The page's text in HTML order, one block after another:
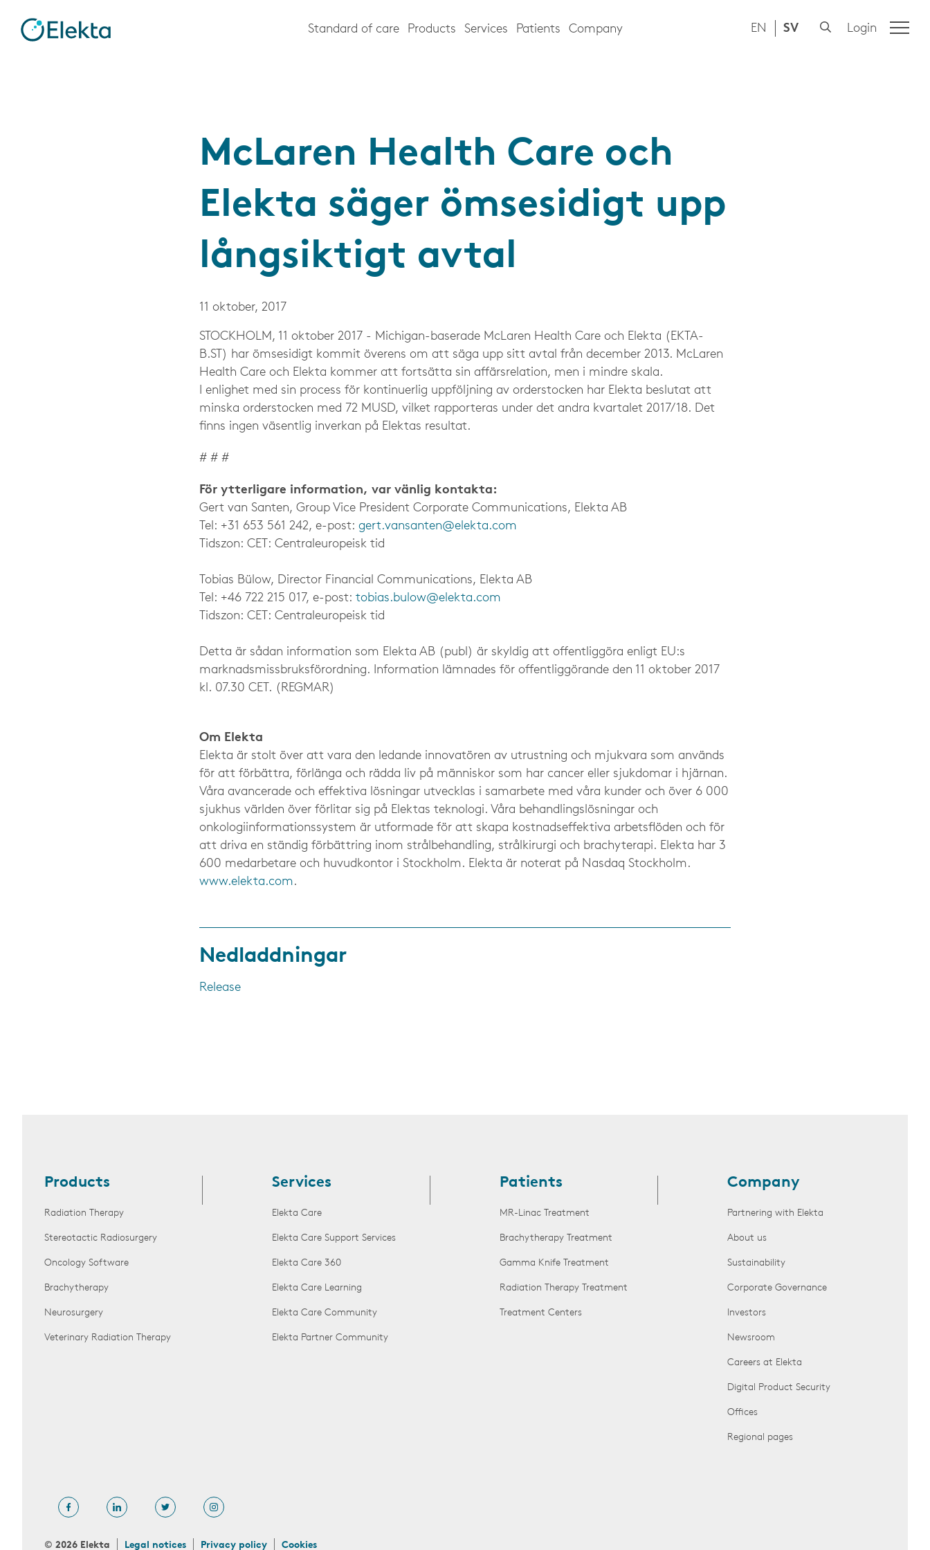
Standard of care Products Services Patients Company EN SV Login
McLaren Health Care och
Elekta säger ömsesidigt upp
långsiktigt avtal
11 oktober, 2017
STOCKHOLM, 11 oktober 2017 - Michigan-baserade McLaren Health Care och Elekta (EKTA-
B.ST) har ömsesidigt kommit överens om att säga upp sitt avtal från december 2013. McLaren
Health Care och Elekta kommer att fortsätta sin affärsrelation, men i mindre skala.
I enlighet med sin process för kontinuerlig uppföljning av orderstocken har Elekta beslutat att
minska orderstocken med 72 MUSD, vilket rapporteras under det andra kvartalet 2017/18. Det
finns ingen väsentlig inverkan på Elektas resultat.
# # #
För ytterligare information, var vänlig kontakta:
Gert van Santen, Group Vice President Corporate Communications, Elekta AB
Tel: +31 653 561 242, e-post: gert.vansanten@elekta.com
Tidszon: CET: Centraleuropeisk tid
Tobias Bülow, Director Financial Communications, Elekta AB
Tel: +46 722 215 017, e-post: tobias.bulow@elekta.com
Tidszon: CET: Centraleuropeisk tid
Detta är sådan information som Elekta AB (publ) är skyldig att offentliggöra enligt EU:s
marknadsmissbruksförordning. Information lämnades för offentliggörande den 11 oktober 2017
kl. 07.30 CET. (REGMAR)
Om Elekta
Elekta är stolt över att vara den ledande innovatören av utrustning och mjukvara som används
för att förbättra, förlänga och rädda liv på människor som har cancer eller sjukdomar i hjärnan.
Våra avancerade och effektiva lösningar utvecklas i samarbete med våra kunder och över 6 000
sjukhus världen över förlitar sig på Elektas teknologi. Våra behandlingslösningar och
onkologiinformationssystem är utformade för att skapa kostnadseffektiva arbetsflöden och för
att driva en ständig förbättring inom strålbehandling, strålkirurgi och brachyterapi. Elekta har 3
600 medarbetare och huvudkontor i Stockholm. Elekta är noterat på Nasdaq Stockholm.
www.elekta.com.
Nedladdningar
Release
Products
Radiation Therapy
Stereotactic Radiosurgery
Oncology Software
Brachytherapy
Neurosurgery
Veterinary Radiation Therapy
Services
Elekta Care
Elekta Care Support Services
Elekta Care 360
Elekta Care Learning
Elekta Care Community
Elekta Partner Community
Patients
MR-Linac Treatment
Brachytherapy Treatment
Gamma Knife Treatment
Radiation Therapy Treatment
Treatment Centers
Company
Partnering with Elekta
About us
Sustainability
Corporate Governance
Investors
Newsroom
Careers at Elekta
Digital Product Security
Offices
Regional pages
© 2026 Elekta Legal notices Privacy policy Cookies